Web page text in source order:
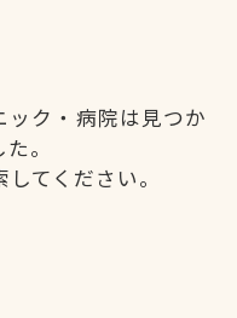
ク・病院は見つか
。
てください。